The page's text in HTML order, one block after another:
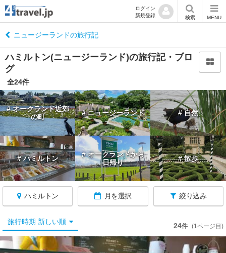
ログイン
新規登録
検索 MENU
ニュージーランドの旅行記
ハミルトン(ニュージーランド)の旅行記・ブロ
グ
全24件
# オークランド近郊
の町
# ニュージーランド # 自然
# ハミルトン
# オークランドから
日帰り
# 散歩
ハミルトン 月を選択 絞り込み
ニ
ュ
ー
ジ
ー
ラ
ン
ド
へ
戻
★
ア
オ
旅行時期 新しい順 24件 (1ページ目)